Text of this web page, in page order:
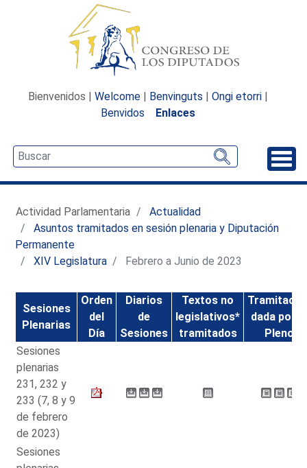
Bienvenidos | Welcome | Benvinguts | Ongi etorri |
Benvidos
Enlaces
Actividad Parlamentaria
Actualidad
Asuntos tramitados en sesión plenaria y Diputación
Permanente
XIV Legislatura
Febrero a Junio de 2023
Sesiones
Plenarias
Orden
del
Día
Diarios
de
Sesiones
Textos no
legislativos*
tramitados
dada por el
Pleno
Sesiones
plenarias
231, 232 y
233 (7, 8 y 9
de febrero
de 2023)
Sesiones